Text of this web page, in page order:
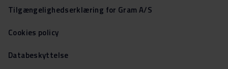
Tilgængelighedserklæring for Gram A/S
Cookies policy
Databeskyttelse